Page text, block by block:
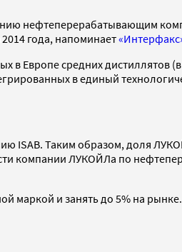
нефтеперерабатывающим
года, напоминает
в Европе средних дистиллятов
в единый
ISAB. Таким образом, доля
компании ЛУКОЙЛа по
маркой и занять до 5% на рынке.